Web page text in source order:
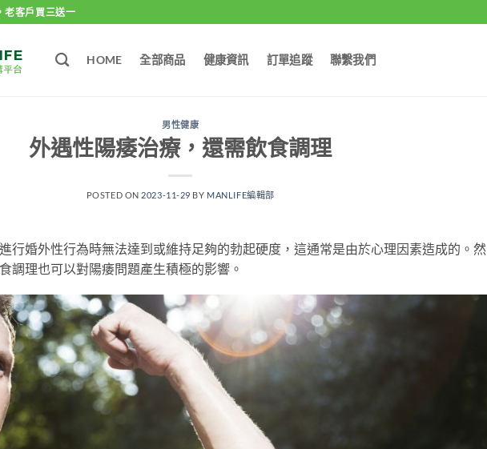
老客戶買三送一
HOME 全部商品 健康資訊 訂單追蹤 聯繫我們
男性健康
外遇性陽痿治療，還需飲食調理
POSTED ON 2023-11-29 BY MANLIFE編輯部
行婚外性行為時無法達到或維持足夠的勃起硬度，這通常是由於心理因素造成的。然
調理也可以對陽痿問題產生積極的影響。